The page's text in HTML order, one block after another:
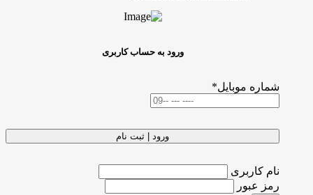
ورود به حساب کاربری
شماره موبایل*
ورود | ثبت نام
نام کاربری
رمز عبور